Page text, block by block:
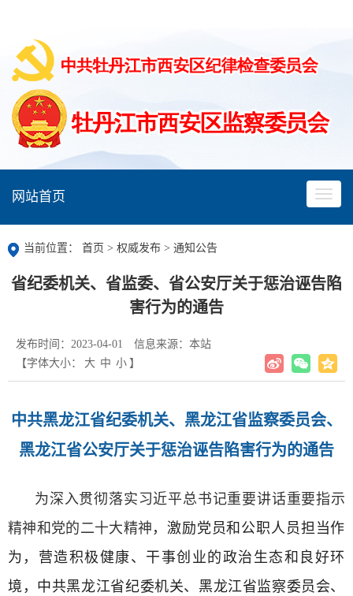
网站首页
当前位置： 首页 > 权威发布 > 通知公告
省纪委机关、省监委、省公安厅关于惩治诬告陷
害行为的通告
发布时间：2023-04-01
信息来源：本站
【字体大小：
大 中 小 】
中共黑龙江省纪委机关、黑龙江省监察委员会、
黑龙江省公安厅关于惩治诬告陷害行为的通告
为深入贯彻落实习近平总书记重要讲话重要指示
精神和党的二十大精神，激励党员和公职人员担当作
为，营造积极健康、干事创业的政治生态和良好环
境，中共黑龙江省纪委机关、黑龙江省监察委员会、